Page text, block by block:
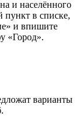
и населённого
в списке,
и впишите
«Город».
варианты